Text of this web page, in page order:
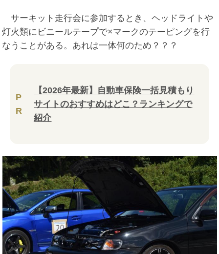
サーキット走行会に参加するとき、ヘッドライトや
灯火類にビニールテープで×マークのテーピングを行
なうことがある。あれは一体何のため？？？
P
R
【2026年最新】自動車保険一括見積もり
サイトのおすすめはどこ？ランキングで
紹介